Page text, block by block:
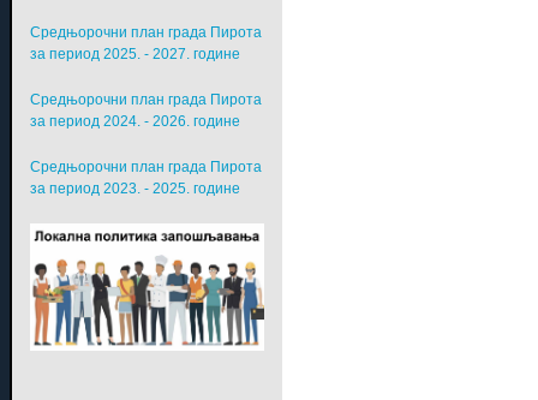
Средњорочни план града Пирота
за период 2025. - 2027. године
Средњорочни план града Пирота
за период 2024. - 2026. године
Средњорочни план града Пирота
за период 2023. - 2025. године